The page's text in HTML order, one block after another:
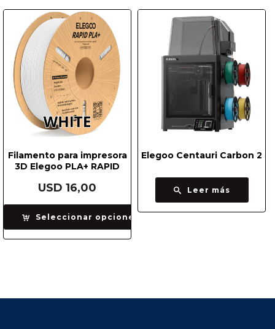
Filamento para impresora
3D Elegoo PLA+ RAPID
USD 16,00
Seleccionar opciones
Elegoo Centauri Carbon 2
Leer más